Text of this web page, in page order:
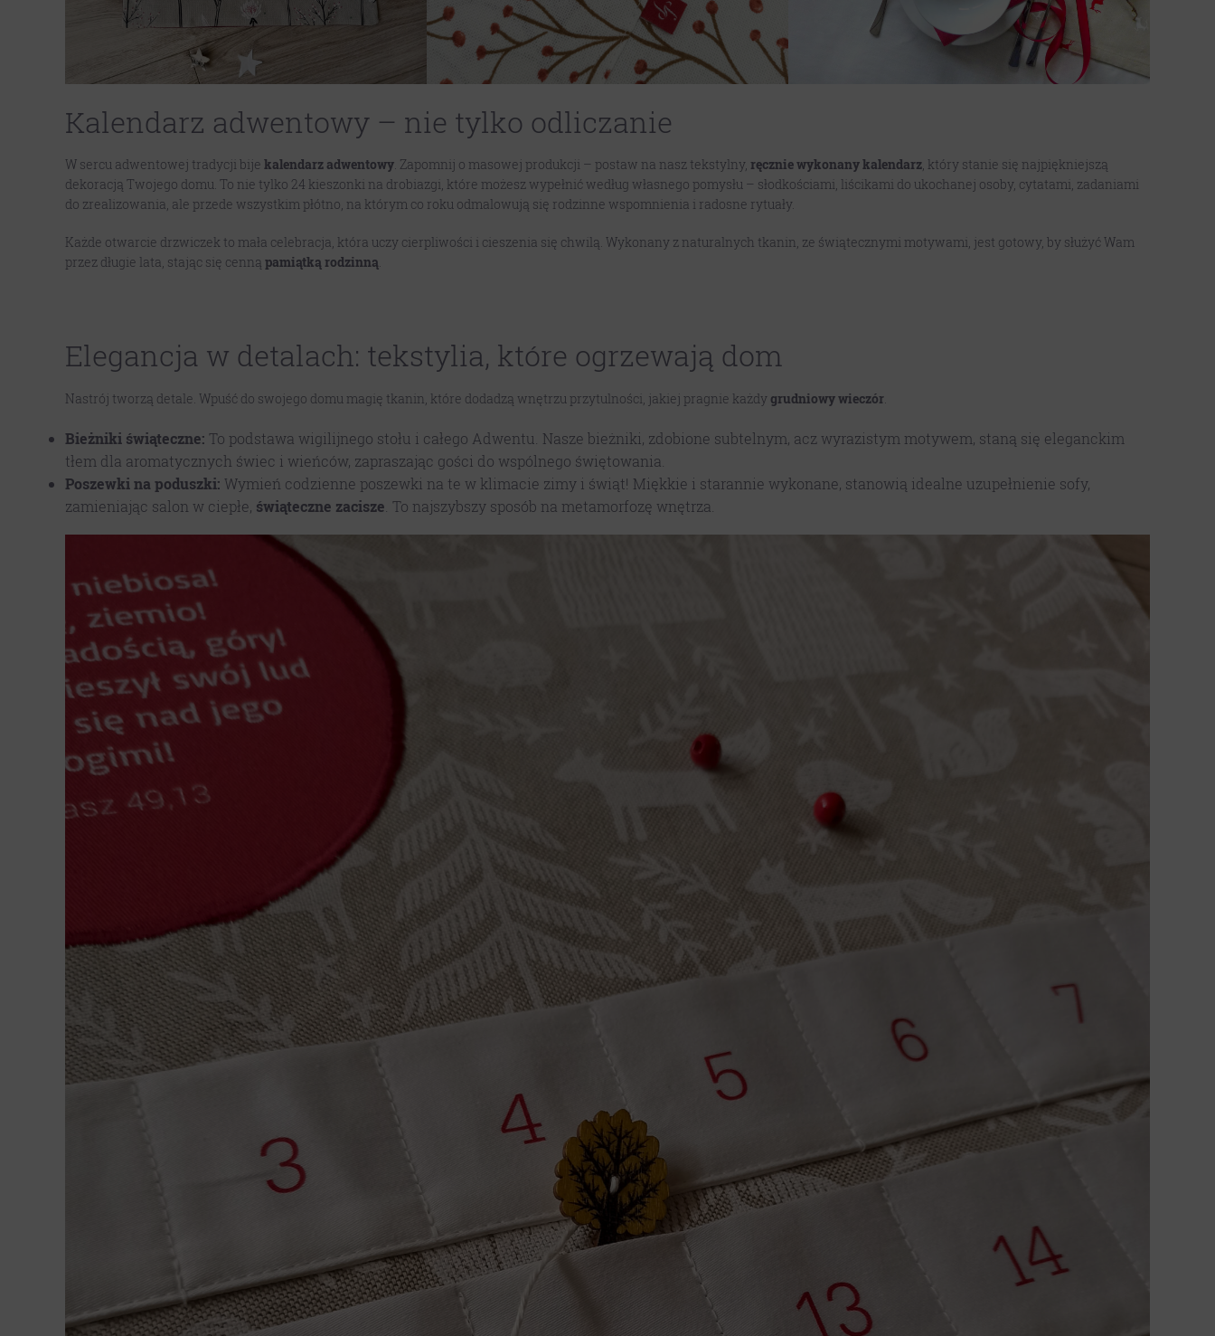
Kalendarz adwentowy – nie tylko odliczanie
W sercu adwentowej tradycji bije kalendarz adwentowy. Zapomnij o masowej produkcji – postaw na nasz tekstylny, ręcznie wykonany kalendarz, który stanie się najpiękniejszą
dekoracją Twojego domu. To nie tylko 24 kieszonki na drobiazgi, które możesz wypełnić według własnego pomysłu – słodkościami, liścikami do ukochanej osoby, cytatami, zadaniami
do zrealizowania, ale przede wszystkim płótno, na którym co roku odmalowują się rodzinne wspomnienia i radosne rytuały.
Każde otwarcie drzwiczek to mała celebracja, która uczy cierpliwości i cieszenia się chwilą. Wykonany z naturalnych tkanin, ze świątecznymi motywami, jest gotowy, by służyć Wam
przez długie lata, stając się cenną pamiątką rodzinną.
Elegancja w detalach: tekstylia, które ogrzewają dom
Nastrój tworzą detale. Wpuść do swojego domu magię tkanin, które dodadzą wnętrzu przytulności, jakiej pragnie każdy grudniowy wieczór
Bieżniki świąteczne: To podstawa wigilijnego stołu i całego Adwentu. Nasze bieżniki, zdobione subtelnym, acz wyrazistym motywem, staną się eleganckim
tłem dla aromatycznych świec i wieńców, zapraszając gości do wspólnego świętowania.
Poszewki na poduszki: Wymień codzienne poszewki na te w klimacie zimy i świąt! Miękkie i starannie wykonane, stanowią idealne uzupełnienie sofy,
zamieniając salon w ciepłe, świąteczne zacisze . To najszybszy sposób na metamorfozę wnętrza.